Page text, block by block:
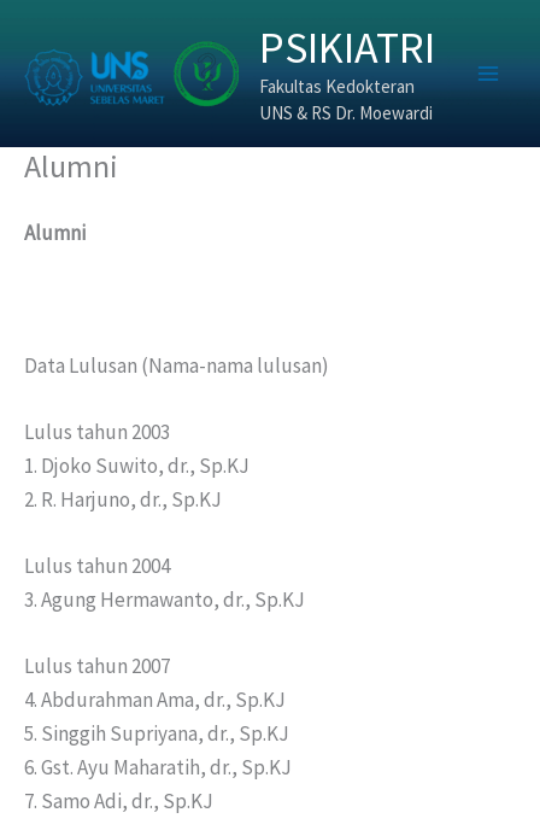
content
PSIKIATRI
Fakultas Kedokteran
UNS & RS Dr. Moewardi
Alumni
Alumni
Data Lulusan (Nama-nama lulusan)
Lulus tahun 2003
1. Djoko Suwito, dr., Sp.KJ
2. R. Harjuno, dr., Sp.KJ
Lulus tahun 2004
3. Agung Hermawanto, dr., Sp.KJ
Lulus tahun 2007
4. Abdurahman Ama, dr., Sp.KJ
5. Singgih Supriyana, dr., Sp.KJ
6. Gst. Ayu Maharatih, dr., Sp.KJ
7. Samo Adi, dr., Sp.KJ